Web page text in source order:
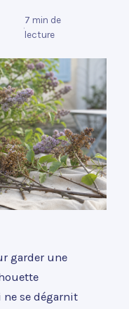
·
7 min de
lecture
garder une
se dégarnit